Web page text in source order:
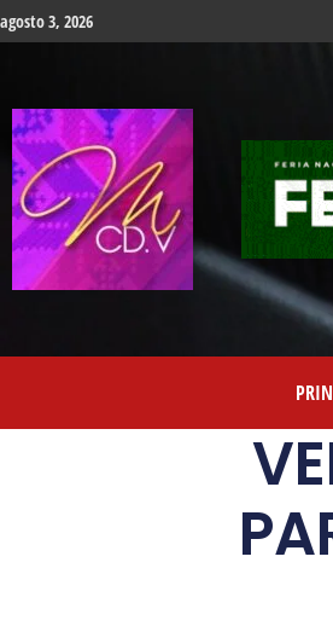
agosto 3, 2026